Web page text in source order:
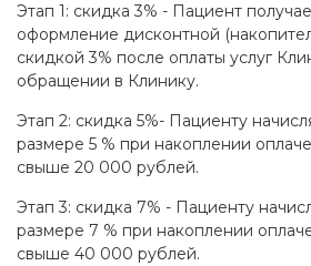
Этап 1: скидка 3% - Пациент
оформление дисконтной
скидкой 3% после оплаты услуг
обращении в Клинику.
Этап 2: скидка 5%- Пациенту
размере 5 % при накоплении
свыше 20 000 рублей.
Этап 3: скидка 7% - Пациенту
размере 7 % при накоплении
свыше 40 000 рублей.